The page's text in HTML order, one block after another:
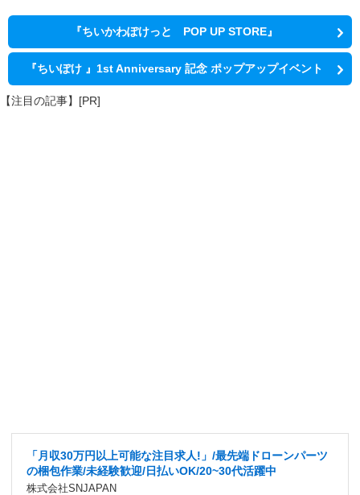
『ちいかわぽけっと POP UP STORE』
『ちいぽけ 』1st Anniversary 記念 ポップアップイベント
【注目の記事】[PR]
「月収30万円以上可能な注目求人!」/最先端ドローンパーツ
の梱包作業/未経験歓迎/日払いOK/20~30代活躍中
株式会社SNJAPAN